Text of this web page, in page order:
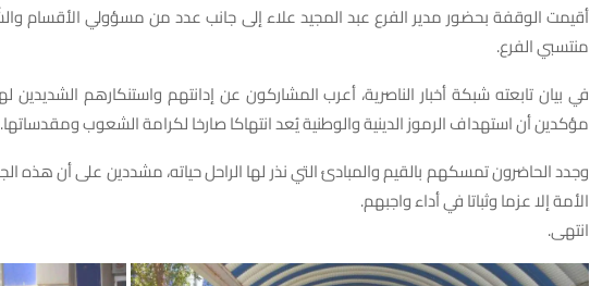
أقيمت الوقفة بحضور مدير الفرع عبد المجيد علاء إلى جانب عدد من مسؤولي الأقسام
منتسبي الفرع.
في بيان تابعته شبكة أخبار الناصرية، أعرب المشاركون عن إدانتهم واستنكارهم الشديدين
مؤكدين أن استهداف الرموز الدينية والوطنية يُعد انتهاكا صارخا لكرامة الشعوب ومقدساتها.
وجدد الحاضرون تمسكهم بالقيم والمبادئ التي نذر لها الراحل حياته، مشددين على أن هذه
الأمة إلا عزما وثباتا في أداء واجبهم.
انتهى.